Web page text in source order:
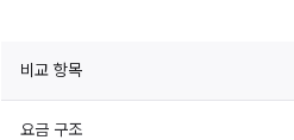
비교 항목
요금 구조